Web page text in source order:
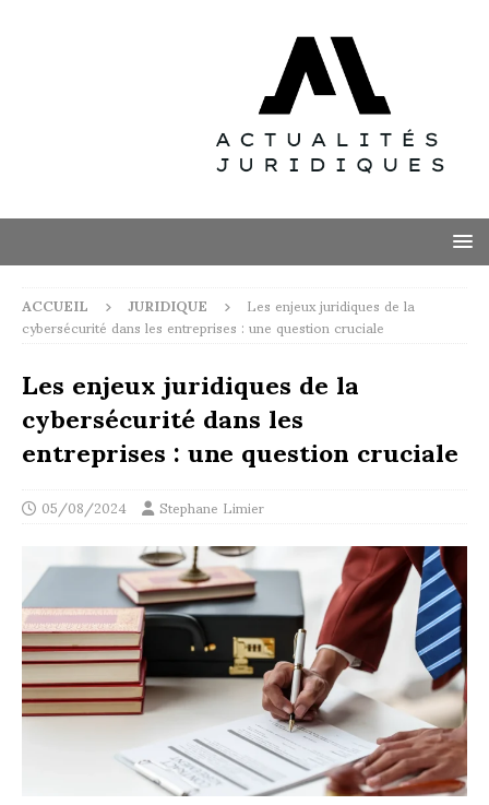
ACCUEIL JURIDIQUE Les enjeux juridiques de la
cybersécurité dans les entreprises : une question cruciale
Les enjeux juridiques de la
cybersécurité dans les
entreprises : une question cruciale
05/08/2024 Stephane Limier